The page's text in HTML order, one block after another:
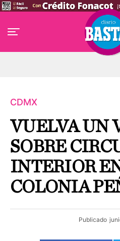
CDMX
VUELVA UN
SOBRE
INTERIOR
COLONIA
Publicado